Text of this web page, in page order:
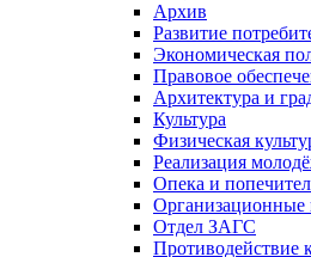
Архив
Развитие
Экономическая
Правовое
Архитектура и
Культура
Физическая
Реализация
Опека и
Отдел ЗАГС
Противодействие